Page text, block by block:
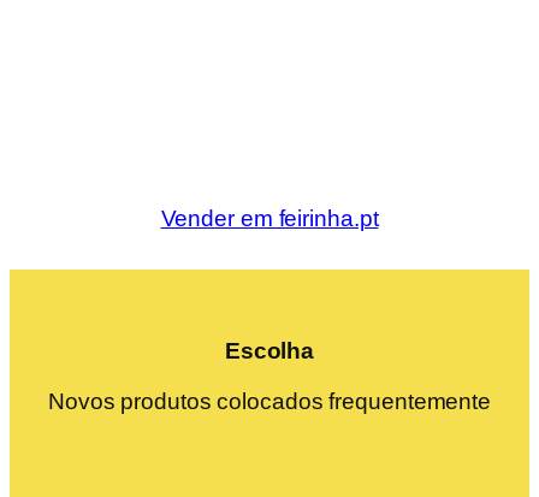
Vender em feirinha.pt
Escolha
Novos produtos colocados frequentemente